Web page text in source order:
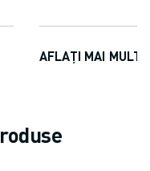
AFLAȚI MAI MULTE